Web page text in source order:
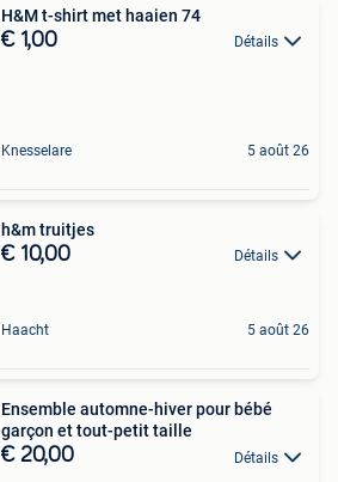
H&M t-shirt met haaien 74
€ 1,00 Détails
Knesselare 5 août 26
h&m truitjes
€ 10,00 Détails
Haacht 5 août 26
Ensemble automne-hiver pour bébé
garçon et tout-petit taille
€ 20,00 Détails